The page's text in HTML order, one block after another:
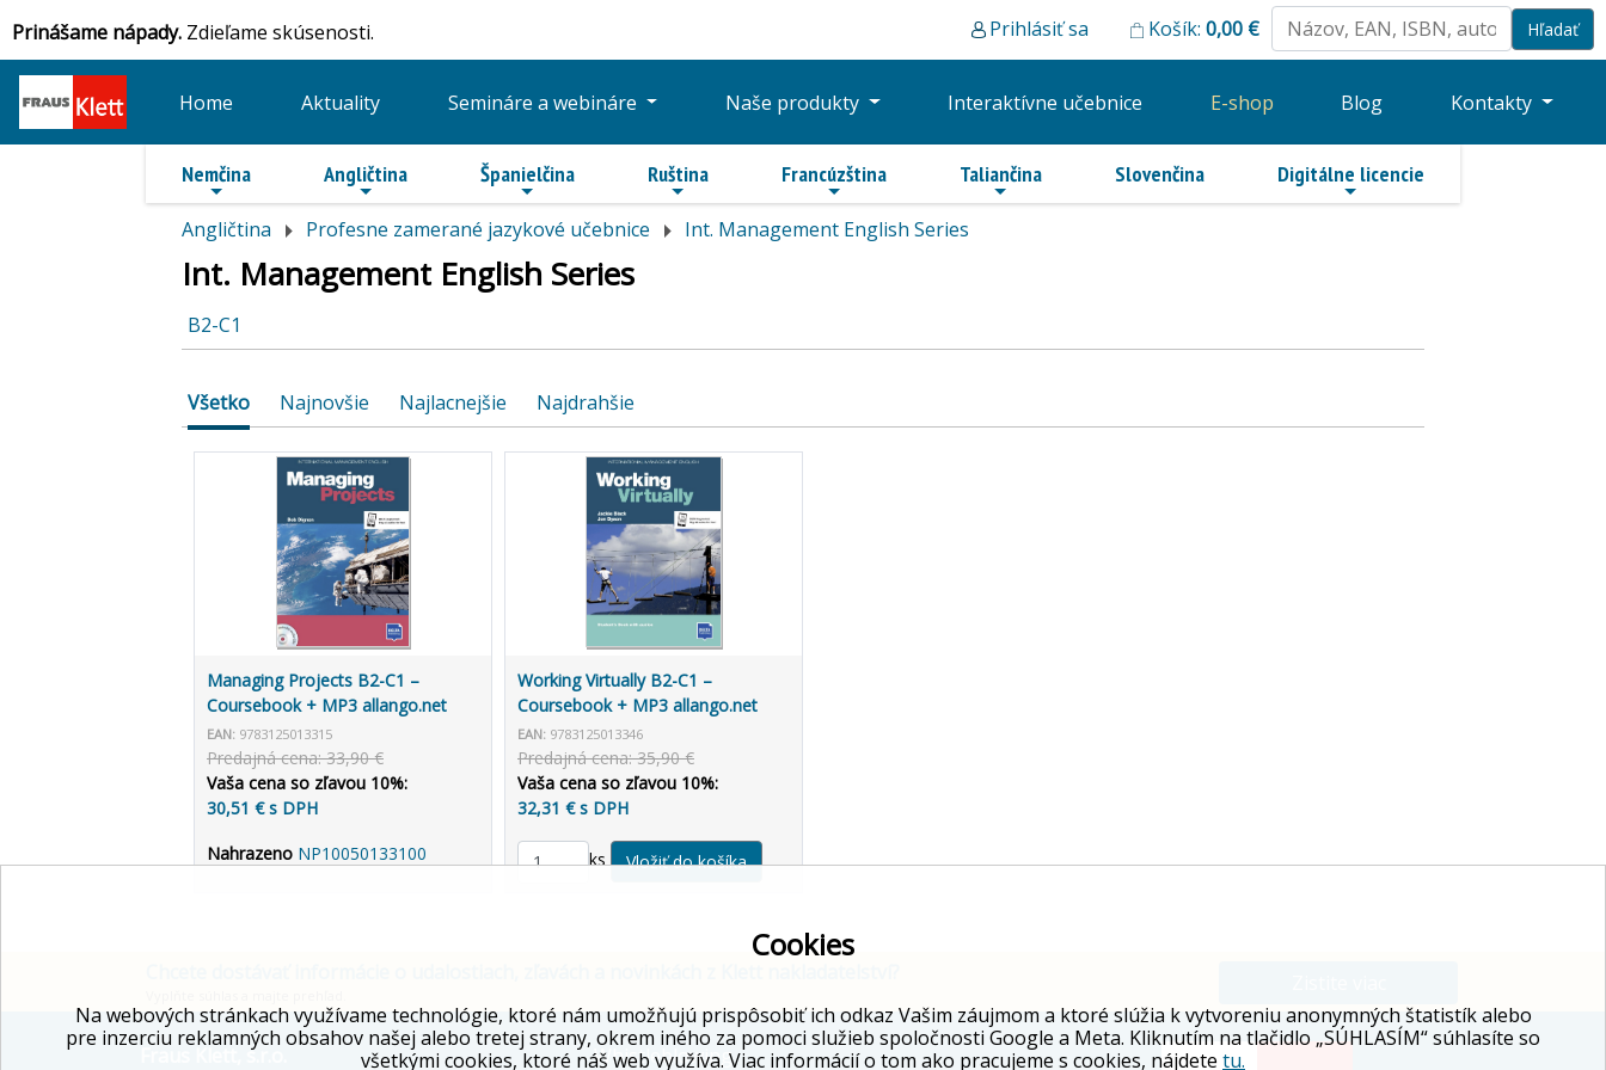
Prinášame nápady. Zdieľame skúsenosti. Prihlásiť sa Košík: 0,00 €
Home Aktuality Semináre a webináre Naše produkty Interaktívne učebnice E-shop Blog Kontakty
Nemčina Angličtina Španielčina Ruština Francúzština Taliančina Slovenčina Digitálne licencie
Angličtina Profesne zamerané jazykové učebnice Int. Management English Series
Int. Management English Series
B2-C1
Všetko Najnovšie Najlacnejšie Najdrahšie
Managing Projects B2-C1 –
Coursebook + MP3 allango.net
EAN: 9783125013315
Predajná cena: 33,90 €
Vaša cena so zľavou 10%:
30,51 € s DPH
Nahrazeno NP10050133100
Working Virtually B2-C1 –
Coursebook + MP3 allango.net
EAN: 9783125013346
Predajná cena: 35,90 €
Vaša cena so zľavou 10%:
32,31 € s DPH
ks
Fraus Klett, s.r.o. Whistleblowing
Cookies
Na webových stránkach využívame technológie, ktoré nám umožňujú prispôsobiť ich odkaz Vašim záujmom a ktoré slúžia k vytvoreniu anonymných štatistík alebo
pre inzerciu reklamných obsahov našej alebo tretej strany, okrem iného za pomoci služieb spoločnosti Google a Meta. Kliknutím na tlačidlo „SÚHLASÍM“ súhlasíte so
všetkými cookies, ktoré náš web využíva. Viac informácií o tom ako pracujeme s cookies, nájdete tu.